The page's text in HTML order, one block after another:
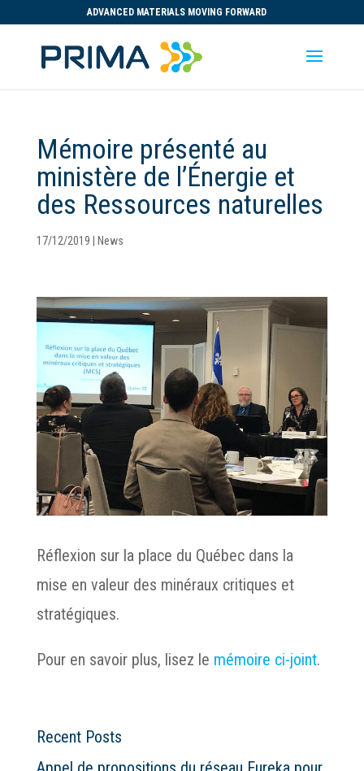
ADVANCED MATERIALS MOVING FORWARD
Mémoire présenté au
ministère de l’Énergie et
des Ressources naturelles
17/12/2019 News
Réflexion sur la place du Québec dans la
mise en valeur des minéraux critiques et
stratégiques.
Pour en savoir plus, lisez le mémoire ci-joint.
Recent Posts